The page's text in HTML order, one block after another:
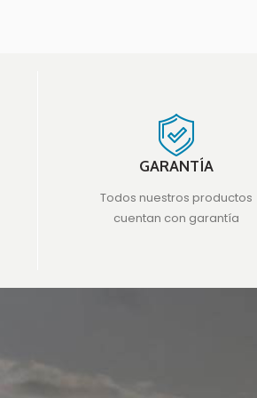
GARANTÍA
Todos nuestros productos
cuentan con garantía